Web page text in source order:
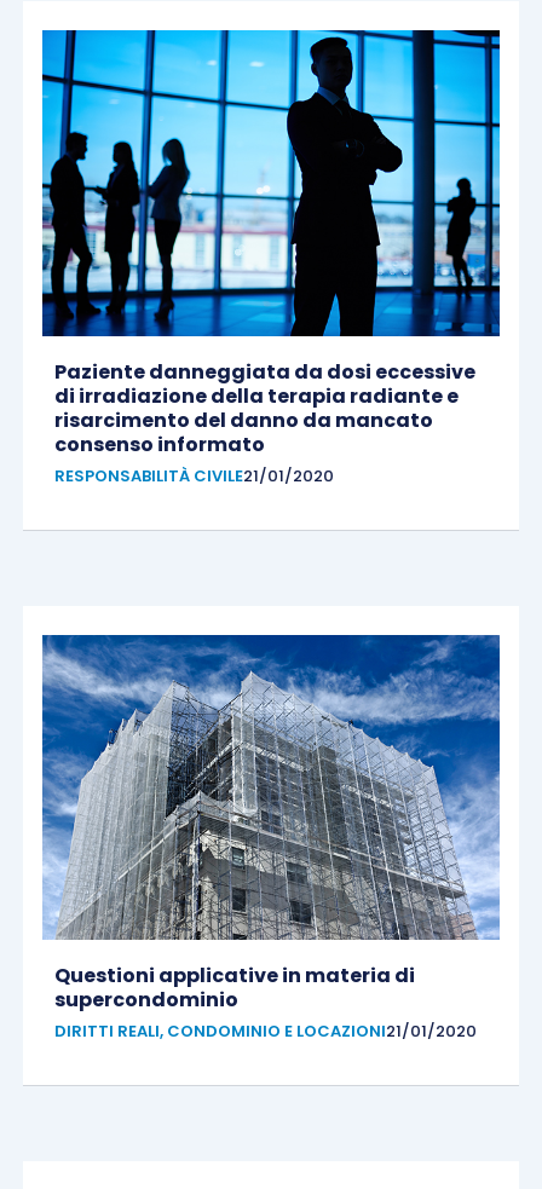
Paziente danneggiata da dosi eccessive
di irradiazione della terapia radiante e
risarcimento del danno da mancato
consenso informato
RESPONSABILITÀ CIVILE21/01/2020
Questioni applicative in materia di
supercondominio
DIRITTI REALI, CONDOMINIO E LOCAZIONI21/01/2020